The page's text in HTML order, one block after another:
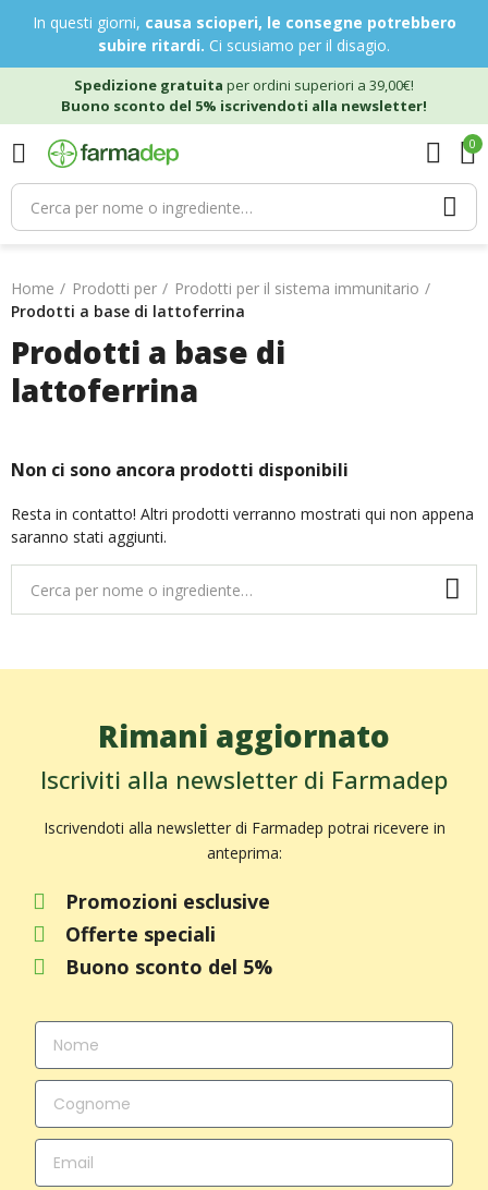
In questi giorni, causa scioperi, le consegne potrebbero
subire ritardi. Ci scusiamo per il disagio.
Spedizione gratuita per ordini superiori a 39,00€!
Buono sconto del 5% iscrivendoti alla newsletter!
0
Home Prodotti per
Prodotti per il sistema immunitario
Prodotti a base di lattoferrina
Prodotti a base di
lattoferrina
Non ci sono ancora prodotti disponibili
Resta in contatto! Altri prodotti verranno mostrati qui non appena
saranno stati aggiunti.
Rimani aggiornato
Iscriviti alla newsletter di Farmadep
Iscrivendoti alla newsletter di Farmadep potrai ricevere in
anteprima:
Promozioni esclusive
Offerte speciali
Buono sconto del 5%